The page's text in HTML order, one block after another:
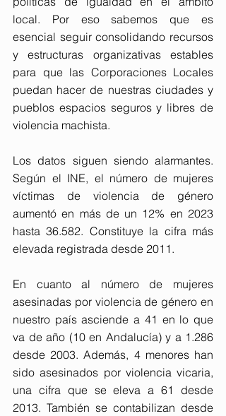
local. Por eso sabemos que es
esencial seguir consolidando recursos
y estructuras organizativas estables
para que las Corporaciones Locales
puedan hacer de nuestras ciudades y
pueblos espacios seguros y libres de
violencia machista.
Los datos siguen siendo alarmantes.
Según el INE, el número de mujeres
víctimas de violencia de género
aumentó en más de un 12% en 2023
hasta 36.582. Constituye la cifra más
elevada registrada desde 2011.
En cuanto al número de mujeres
asesinadas por violencia de género en
nuestro país asciende a 41 en lo que
va de año (10 en Andalucía) y a 1.286
desde 2003. Además, 4 menores han
sido asesinados por violencia vicaria,
una cifra que se eleva a 61 desde
2013. También se contabilizan desde